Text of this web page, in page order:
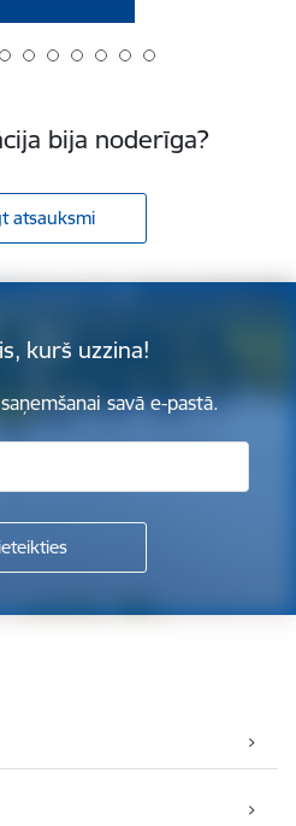
bija noderīga?
atsauksmi
kurš uzzina!
savā e-pastā.